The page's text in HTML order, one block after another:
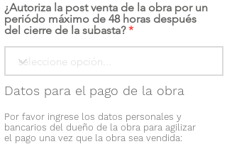
¿Autoriza la post venta de la obra por un
periódo máximo de 48 horas después
del cierre de la subasta?
Datos para el pago de la obra
Por favor ingrese los datos personales y
bancarios del dueño de la obra para agilizar
el pago una vez que la obra sea vendida: